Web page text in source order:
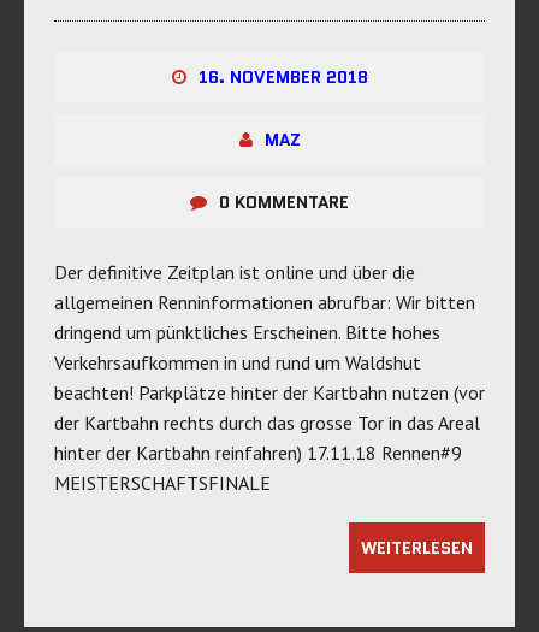
16. NOVEMBER 2018
MAZ
0 KOMMENTARE
Der definitive Zeitplan ist online und über die
allgemeinen Renninformationen abrufbar: Wir bitten
dringend um pünktliches Erscheinen. Bitte hohes
Verkehrsaufkommen in und rund um Waldshut
beachten! Parkplätze hinter der Kartbahn nutzen (vor
der Kartbahn rechts durch das grosse Tor in das Areal
hinter der Kartbahn reinfahren) 17.11.18 Rennen#9
MEISTERSCHAFTSFINALE
WEITERLESEN